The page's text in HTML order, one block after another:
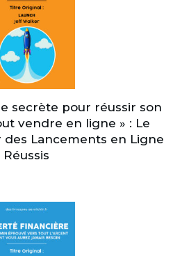
secrète pour réussir son
vendre en ligne » : Le
Lancements en Ligne
Réussis